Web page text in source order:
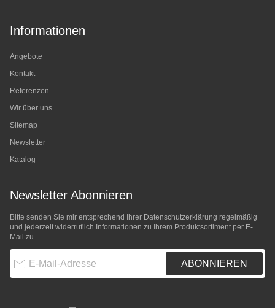
Informationen
Angebote
Kontakt
Referenzen
Wir über uns
Sitemap
Newsletter
Katalog
Newsletter Abonnieren
Bitte senden Sie mir entsprechend Ihrer Datenschutzerklärung regelmäßig
und jederzeit widerruflich Informationen zu Ihrem Produktsortiment per E-
Mail zu.
ABONNIEREN